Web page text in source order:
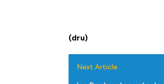
(dru)
Next Article